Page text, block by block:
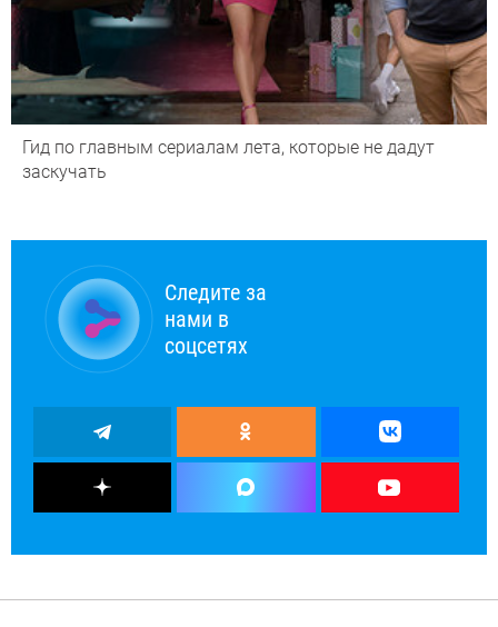
Гид по главным сериалам лета, которые не дадут
заскучать
Следите за
нами в
соцсетях